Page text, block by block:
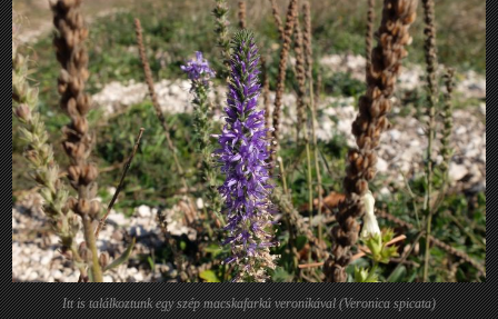
Itt is találkoztunk egy szép macskafarkú veronikával (Veronica spicata)